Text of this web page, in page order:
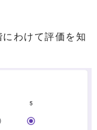
にわけて評価を知